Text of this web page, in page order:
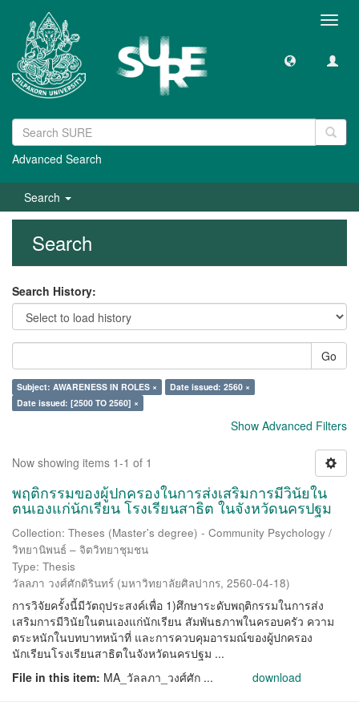
Advanced Search
Search
Search
Search History:
Go
Subject: AWARENESS IN ROLES ×
Date issued: 2560 ×
Date issued: [2500 TO 2560] ×
Show Advanced Filters
Now showing items 1-1 of 1
พฤติกรรมของผู้ปกครองในการส่งเสริมการมีวินัยใน
ตนเองแก่นักเรียน โรงเรียนสาธิต ในจังหวัดนครปฐม
Collection: Theses (Master's degree) - Community Psychology /
วิทยานิพนธ์ – จิตวิทยาชุมชน
Type: Thesis
วัลลภา วงศ์ศักดิรินทร์ (มหาวิทยาลัยศิลปากร, 2560-04-18)
การวิจัยครั้งนี้มีวัตถุประสงค์เพื่อ 1)ศึกษาระดับพฤติกรรมในการส่ง
เสริมการมีวินัยในตนเองแก่นักเรียน สัมพันธภาพในครอบครัว ความ
ตระหนักในบทบาทหน้าที่ และการควบคุมอารมณ์ของผู้ปกครอง
นักเรียนโรงเรียนสาธิตในจังหวัดนครปฐม ...
File in this item: MA_วัลลภา_วงศ์ศัก ... download